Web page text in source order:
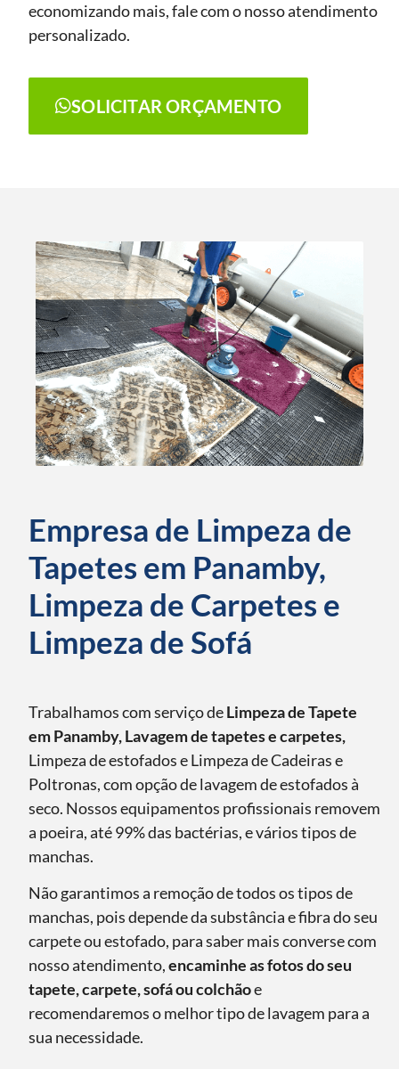
economizando mais, fale com o nosso atendimento
personalizado.
SOLICITAR ORÇAMENTO
Empresa de Limpeza de
Tapetes em Panamby,
Limpeza de Carpetes e
Limpeza de Sofá
Trabalhamos com serviço deLimpeza de Tapete
em Panamby, Lavagem de tapetes e carpetes,
Limpeza de estofados e Limpeza de Cadeiras e
Poltronas, com opção de lavagem de estofados à
seco. Nossos equipamentos profissionais removem
a poeira, até 99% das bactérias, e vários tipos de
manchas.
Não garantimos a remoção de todos os tipos de
manchas, pois depende da substância e fibra do seu
carpete ou estofado, para saber mais converse com
nosso atendimento,encaminhe as fotos do seu
tapete, carpete, sofá ou colchãoe
recomendaremos o melhor tipo de lavagem para a
sua necessidade.